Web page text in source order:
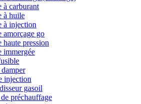
à carburant
à huile
à injection
amorçage go
haute pression
immergée
injection
gasoil
préchauffage